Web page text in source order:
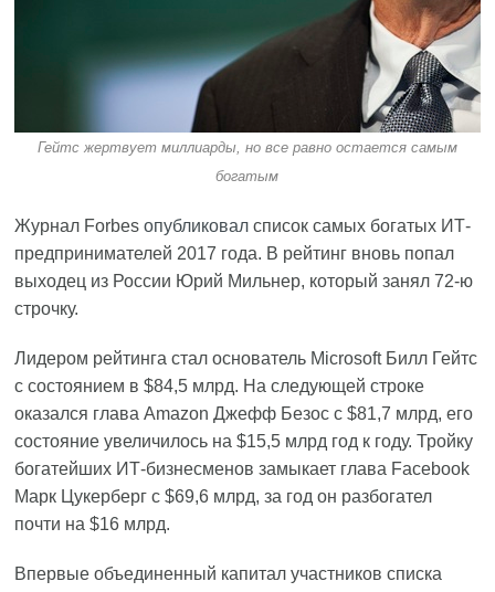
Гейтс жертвует миллиарды, но все равно остается самым
богатым
Журнал Forbesопубликовал список самых богатых ИТ-
предпринимателей 2017 года. В рейтинг вновь попал
выходец из России Юрий Мильнер, который занял 72-ю
строчку.
Лидером рейтинга стал основатель Microsoft Билл Гейтс
с состоянием в $84,5 млрд. На следующей строке
оказался глава Amazon Джефф Безос с $81,7 млрд, его
состояние увеличилось на $15,5 млрд год к году. Тройку
богатейших ИТ-бизнесменов замыкает глава Facebook
Марк Цукерберг c $69,6 млрд, за год он разбогател
почти на $16 млрд.
Впервые объединенный капитал участников списка